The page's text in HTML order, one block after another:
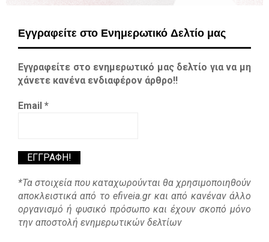
Εγγραφείτε στο Ενημερωτικό Δελτίο μας
Εγγραφείτε στο ενημερωτικό μας δελτίο για να μη
χάνετε κανένα ενδιαφέρον άρθρο!!
Email *
*Τα στοιχεία που καταχωρούνται θα χρησιμοποιηθούν
αποκλειστικά από το efiveia.gr και από κανέναν άλλο
οργανισμό ή φυσικό πρόσωπο και έχουν σκοπό μόνο
την αποστολή ενημερωτικών δελτίων